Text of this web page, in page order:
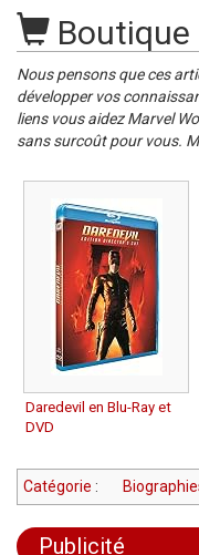
Boutique
Nous pensons que ces
développer vos
liens vous aidez Marvel
sans surcoût pour vous.
Daredevil en Blu-Ray et
DVD
Catégorie :
Publicité